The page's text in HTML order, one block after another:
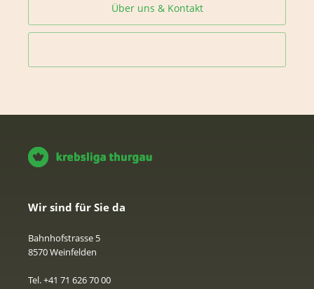
Über uns & Kontakt
Wir sind für Sie da
Bahnhofstrasse 5
8570 Weinfelden
Tel. +41 71 626 70 00